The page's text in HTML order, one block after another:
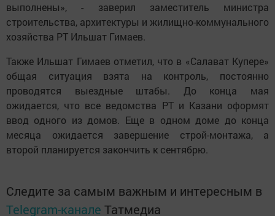
выполнены», - заверил заместитель министра
строительства, архитектуры и жилищно-коммунального
хозяйства РТ Ильшат Гимаев.
Также Ильшат Гимаев отметил, что в «Салават Купере»
общая ситуация взята на контроль, постоянно
проводятся выездные штабы. До конца мая
ожидается, что все ведомства РТ и Казани оформят
ввод одного из домов. Еще в одном доме до конца
месяца ожидается завершение строй-монтажа, а
второй планируется закончить к сентябрю.
Следите за самым важным и интересным в
Telegram-канале Татмедиа